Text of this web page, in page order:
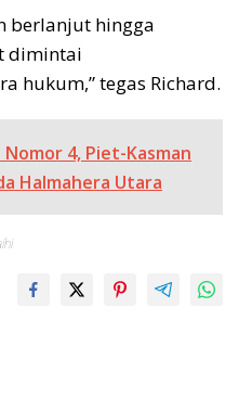
berlanjut hingga
dimintai
hukum,” tegas Richard.
4, Piet-Kasman
Halmahera Utara